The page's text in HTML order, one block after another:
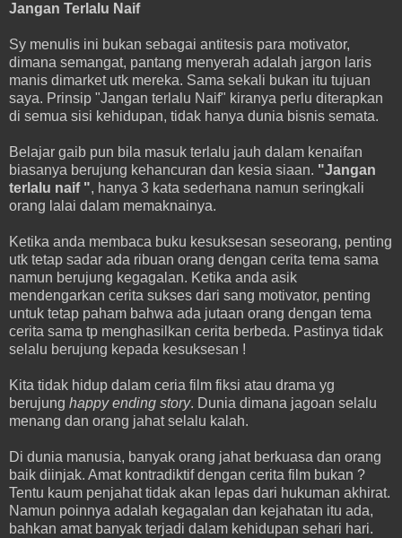
Jangan Terlalu Naif
Sy menulis ini bukan sebagai antitesis para motivator,
dimana semangat, pantang menyerah adalah jargon laris
manis dimarket utk mereka. Sama sekali bukan itu tujuan
saya. Prinsip "Jangan terlalu Naif" kiranya perlu diterapkan
di semua sisi kehidupan, tidak hanya dunia bisnis semata.
Belajar gaib pun bila masuk terlalu jauh dalam kenaifan
biasanya berujung kehancuran dan kesia siaan. "Jangan
terlalu naif ", hanya 3 kata sederhana namun seringkali
orang lalai dalam memaknainya.
Ketika anda membaca buku kesuksesan seseorang, penting
utk tetap sadar ada ribuan orang dengan cerita tema sama
namun berujung kegagalan. Ketika anda asik
mendengarkan cerita sukses dari sang motivator, penting
untuk tetap paham bahwa ada jutaan orang dengan tema
cerita sama tp menghasilkan cerita berbeda. Pastinya tidak
selalu berujung kepada kesuksesan !
Kita tidak hidup dalam ceria film fiksi atau drama yg
berujung happy ending story. Dunia dimana jagoan selalu
menang dan orang jahat selalu kalah.
Di dunia manusia, banyak orang jahat berkuasa dan orang
baik diinjak. Amat kontradiktif dengan cerita film bukan ?
Tentu kaum penjahat tidak akan lepas dari hukuman akhirat.
Namun poinnya adalah kegagalan dan kejahatan itu ada,
bahkan amat banyak terjadi dalam kehidupan sehari hari.